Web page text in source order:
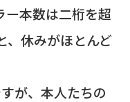
本数は二桁を超
、休みがほとんど
が、本人たちの